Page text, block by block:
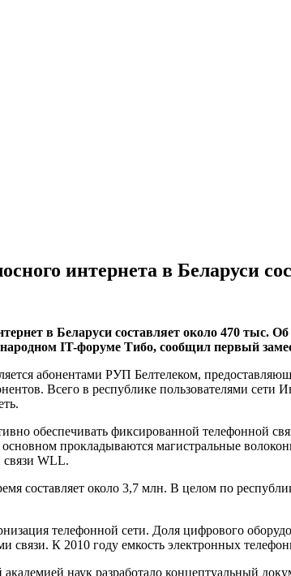
интернета в Беларуси
в Беларуси составляет около 470 тыс.
IT-форуме Тибо, сообщил первый
абонентами РУП Белтелеком,
Всего в республике пользователями
обеспечивать фиксированной телефонной
прокладываются магистральные
связи WLL.
составляет около 3,7 млн. В целом по
телефонной сети. Доля цифрового
связи. К 2010 году емкость электронных
наук разработало концептуальный